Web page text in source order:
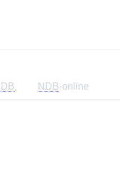
NDB-online